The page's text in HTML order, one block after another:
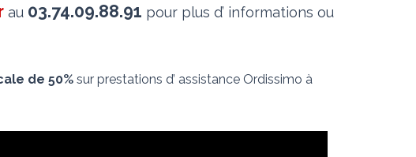
au 03.74.09.88.91 pour plus d’ informations ou
de 50% sur prestations d’ assistance Ordissimo à